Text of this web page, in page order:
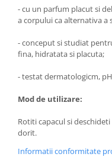
Lotiune de corp
Produse pentru ras
Sapunuri
Spuma de baie
Ingrijirea parului
Fixativ si spuma de par
Masca & Gel de par
Sampon
Vopsea de par
- cu un parfum placut si
a corpului ca alternativa
- conceput si studiat
fina, hidratata si placuta;
- testat dermatologicm,
Mod de utilizare:
Rotiti capacul si
dorit.
Informatii conformitate